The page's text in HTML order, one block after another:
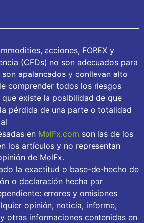
acciones, FOREX y
(CFDs) no son adecuados para
apalancados y conllevan alto
comprender todos los riesgos
existe la posibilidad de que
pérdida de una parte o totalidad
en MolFx.com son las de los
los artículos y no representan
de MolFx.
la exactitud o base-de-hecho de
o declaración hecha por
errores y omisiones
opinión, noticia, informe,
otras informaciones contenidas en